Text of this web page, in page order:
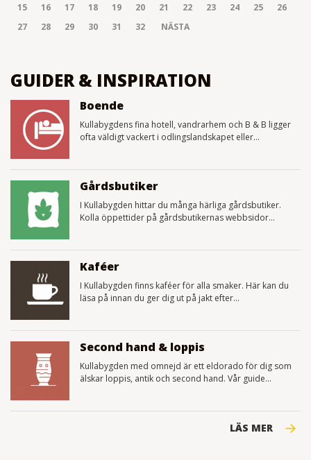
15
16 17 18 19 20 21 22 23 24 25
26
27
28 29 30 31 32 NÄSTA
GUIDER & INSPIRATION
Boende
Kullabygdens fina hotell, vandrarhem och B & B ligger
ofta väldigt vackert i odlingslandskapet eller...
Gårdsbutiker
I Kullabygden hittar du många härliga gårdsbutiker.
Kolla öppettider på gårdsbutikernas webbsidor...
Kaféer
I Kullabygden finns kaféer för alla smaker. Här kan du
läsa på innan du ger dig ut på jakt efter...
Second hand & loppis
Kullabygden med omnejd är ett eldorado för dig som
älskar loppis, antik och second hand. Vår guide...
LÄS MER